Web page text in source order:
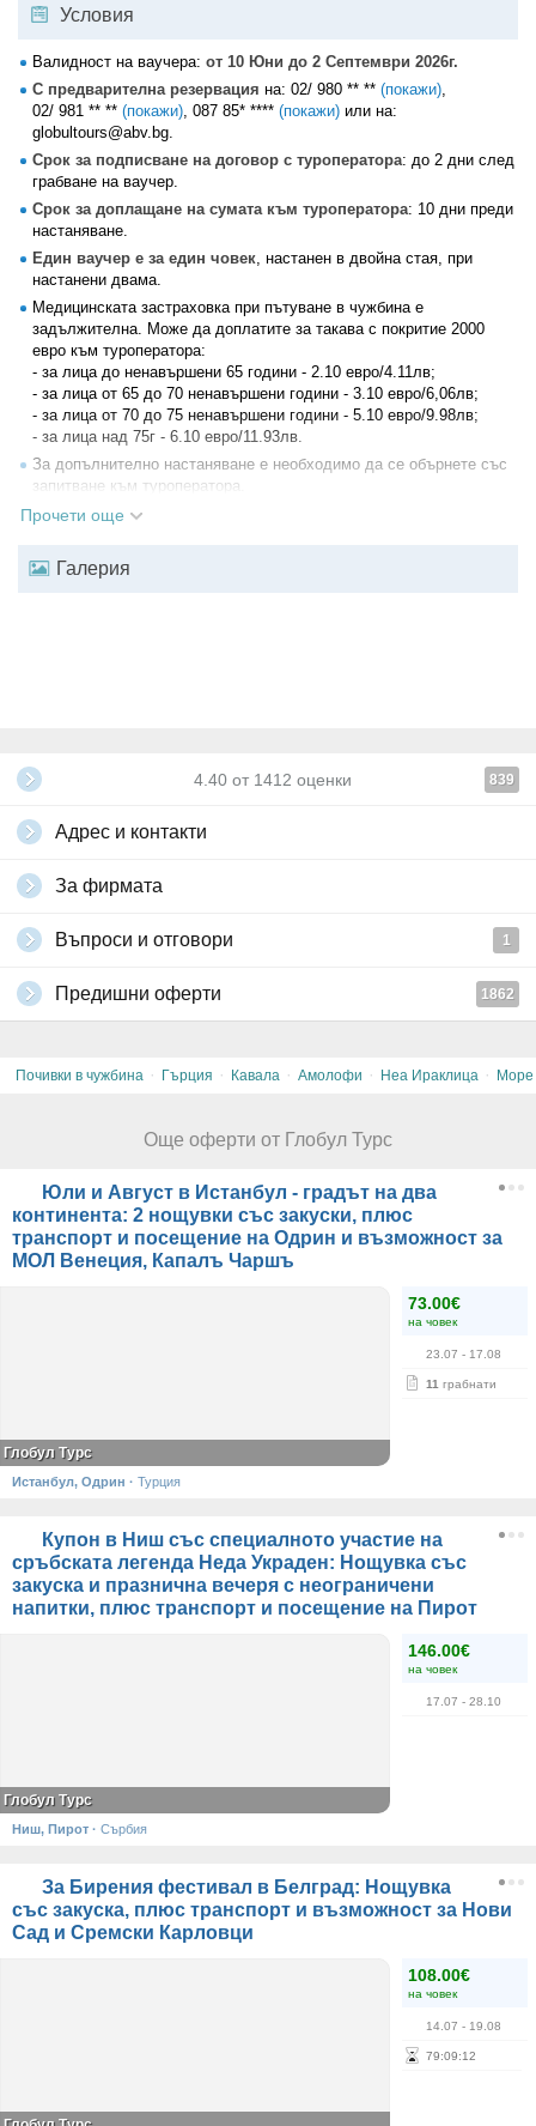
Условия
Валидност на ваучера: от 10 Юни до 2 Септември 2026г.
С предварителна резервация на: 02/ 980 ** ** (покажи),
02/ 981 ** ** (покажи), 087 85* **** (покажи) или на:
globultours@abv.bg.
Срок за подписване на договор с туроператора: до 2 дни след
грабване на ваучер.
Срок за доплащане на сумата към туроператора: 10 дни преди
настаняване.
Един ваучер е за един човек, настанен в двойна стая, при
настанени двама.
Медицинската застраховка при пътуване в чужбина е
задължителна. Може да доплатите за такава с покритие 2000
евро към туроператора:
- за лица до ненавършени 65 години - 2.10 евро/4.11лв;
- за лица от 65 до 70 ненавършени години - 3.10 евро/6,06лв;
- за лица от 70 до 75 ненавършени години - 5.10 евро/9.98лв;
- за лица над 75г - 6.10 евро/11.93лв.
За допълнително настаняване е необходимо да се обърнете със
запитване към туроператора.
Необходими документи: валиден документ за самоличност:
или с 1 родител е необходима и нотариално заверена декларация
от родителите. Няма паспортни, визови, медицински и здравни
Прочети още
Галерия
4.40 от 1412 оценки 839
Адрес и контакти
За фирмата
Въпроси и отговори 1
Предишни оферти 1862
Почивки в чужбина · Гърция · Кавала · Амолофи · Неа Ираклица · Море
Още оферти от Глобул Турс
Юли и Август в Истанбул - градът на два
континента: 2 нощувки със закуски, плюс
транспорт и посещение на Одрин и възможност за
МОЛ Венеция, Капалъ Чаршъ
73.00€
на човек
23.07 - 17.08
11 грабнати
Глобул Турс
Истанбул, Одрин · Турция
Купон в Ниш със специалното участие на
сръбската легенда Неда Украден: Нощувка със
закуска и празнична вечеря с неограничени
напитки, плюс транспорт и посещение на Пирот
146.00€
на човек
17.07 - 28.10
Глобул Турс
Ниш, Пирот · Сърбия
За Бирения фестивал в Белград: Нощувка
със закуска, плюс транспорт и възможност за Нови
Сад и Сремски Карловци
108.00€
на човек
14.07 - 19.08
79:09:12